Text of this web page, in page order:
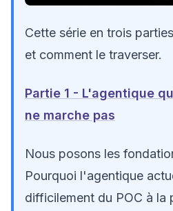
Cette série en trois
et comment le traverser.
Partie 1 - L'agentique
ne marche pas
Nous posons les
Pourquoi l'agentique
difficilement du POC à la